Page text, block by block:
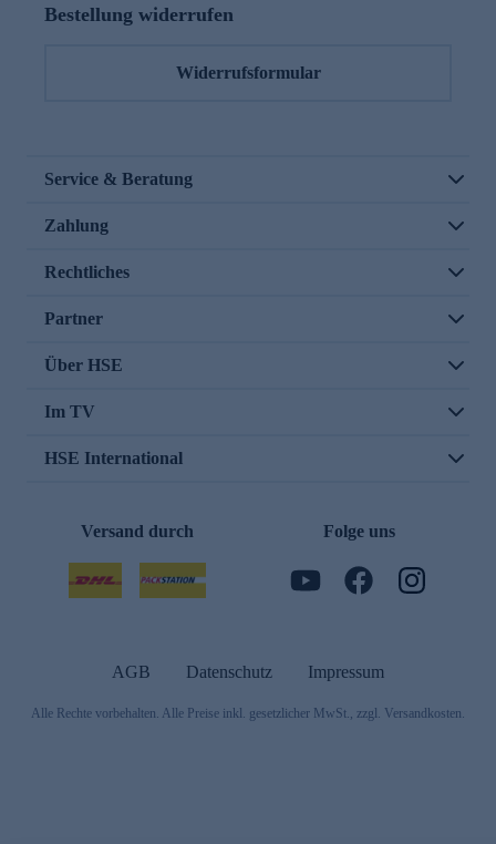
Bestellung widerrufen
Widerrufsformular
Service & Beratung
Zahlung
Rechtliches
Partner
Über HSE
Im TV
HSE International
Versand durch Folge uns
AGB Datenschutz Impressum
Alle Rechte vorbehalten. Alle Preise inkl. gesetzlicher MwSt., zzgl. Versandkosten.